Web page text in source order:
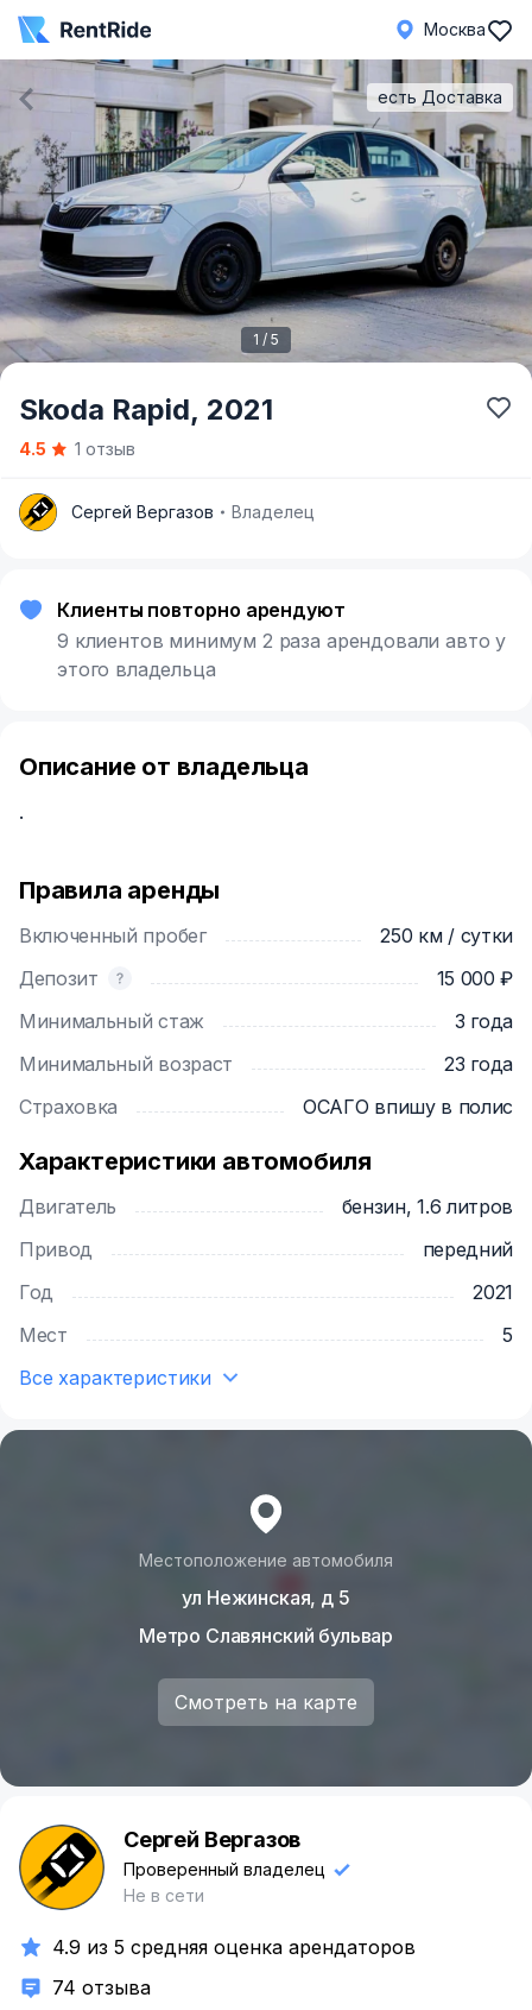
Москва
Item
1 / 5
есть Доставка
Skoda Rapid, 2021
4.5 1 отзыв
С Сергей Вергазов Владелец
Клиенты повторно арендуют
9 клиентов минимум 2 раза арендовали авто у
этого владельца
Описание от владельца
.
Правила аренды
Включенный пробег
250 км / сутки
Депозит
15 000 ₽
Минимальный стаж
3 года
Минимальный возраст
23 года
Страховка
ОСАГО впишу в полис
Характеристики автомобиля
Двигатель
бензин, 1.6 литров
Привод
передний
Год
2021
Мест
5
Все характеристики
Местоположение автомобиля
ул Нежинская, д 5
Метро Славянский бульвар
Смотреть на карте
С Сергей Вергазов
Проверенный владелец
Не в сети
4.9 из 5 средняя оценка арендаторов
74 отзыва